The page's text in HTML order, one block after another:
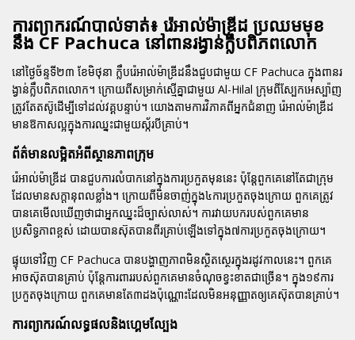
ការព្យាករណ៍បាល់ទាត់៖ រ៉េអាល់ម៉ាឌ្រីដ ប្រឈមមុខ
នឹង CF Pachuca នៅពានរង្វាន់ក្លឹបពិភពលោក
នៅថ្ងៃច័ន្ទទី២៣ ខែមិថុនា ក្លឹបរ៉េអាល់ម៉ាឌ្រីដនឹងជួបជាមួយ CF Pachuca ក្នុងពានរ
ង្វាន់ក្លឹបពិភពលោក។ ក្រោយពីសម្រាក់ស្មើគ្នាជាមួយ Al-Hilal ក្រុមពីស្បែកអេស្ប៉ាញ
ត្រូវតែតស៊ូដើម្បីទៅដល់វគ្គបន្ទាប់។ យោងតាមការវិភាគពីអ្នកជំនាញ រ៉េអាល់ម៉ាឌ្រីដ
មានឱកាសល្អក្នុងការឈ្នះជាមួយស្ក័របីគ្រាប់។
ព័ត៌មានលម្អិតអំពីស្ថានភាពក្រុម
រ៉េអាល់ម៉ាឌ្រីដ បានជួបការលំបាកនៅក្នុងការប្រកួតមុននេះ ប៉ុន្តែពួកគេនៅតែជាក្រុម
ដែលមានសក្តានុពលខ្លាំង។ ក្រោយពីមិនចាញ់ក្នុង៤ការប្រកួតចុងក្រោយ ពួកគេត្រូវ
បានគេមើលឃើញថាជាអ្នកឈ្នះដ៏ច្បាស់លាស់។ ការវាយបករបស់ពួកគេមាន
ប្រសិទ្ធភាពខ្ពស់ ដោយបានស៊ុតបានពីរគ្រាប់ឡើងទៅក្នុង៧ការប្រកួតចុងក្រោយ។
ផ្ទុយទៅវិញ CF Pachuca បានបង្ហាញភាពមិនស្ថិតស្ថេរក្នុងរដូវកាលនេះ។ ពួកគេ
អាចស៊ុតបានគ្រាប់ ប៉ុន្តែការពាររបស់ពួកគេមានចំណុចខ្វះខាតជាច្រើន។ ក្នុង១៩ការ
ប្រកួតចុងក្រោយ ពួកគេមានតែ៣ដងប៉ុណ្ណោះដែលមិនអនុញ្ញាតឲ្យគេស៊ុតបានគ្រាប់។
ការព្យាករណ៍លទ្ធផលនិងហ្គេមល្បែង